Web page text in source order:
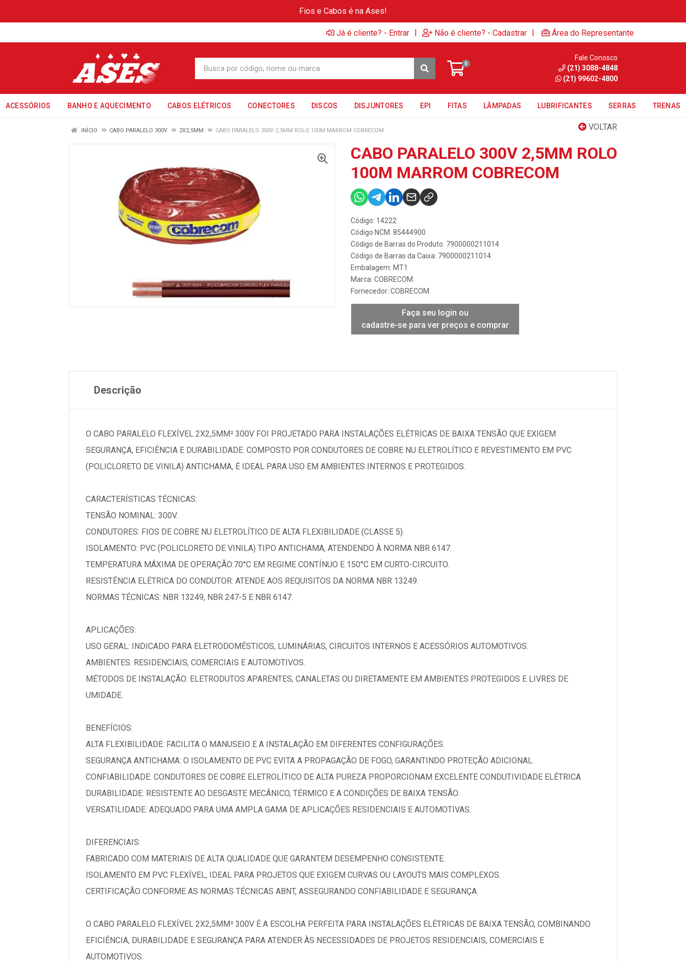
Fios e Cabos é na Ases!
Já é cliente? - Entrar | Não é cliente? - Cadastrar | Área do Representante
0
Fale Conosco
(21) 3088-4848
(21) 99602-4800
ACESSÓRIOS BANHO E AQUECIMENTO CABOS ELÉTRICOS CONECTORES DISCOS DISJUNTORES EPI FITAS LÂMPADAS LUBRIFICANTES SERRAS TRENAS
VOLTAR
INÍCIO CABO PARALELO 300V 2X2,5MM CABO PARALELO 300V 2,5MM ROLO 100M MARROM COBRECOM
CABO PARALELO 300V 2,5MM ROLO
100M MARROM COBRECOM
Código: 14222
Código NCM: 85444900
Código de Barras do Produto: 7900000211014
Código de Barras da Caixa: 7900000211014
Embalagem: MT1
Marca: COBRECOM
Fornecedor: COBRECOM
Faça seu login ou
cadastre-se para ver preços e comprar
Descrição
O CABO PARALELO FLEXÍVEL 2X2,5MM² 300V FOI PROJETADO PARA INSTALAÇÕES ELÉTRICAS DE BAIXA TENSÃO QUE EXIGEM
SEGURANÇA, EFICIÊNCIA E DURABILIDADE. COMPOSTO POR CONDUTORES DE COBRE NU ELETROLÍTICO E REVESTIMENTO EM PVC
(POLICLORETO DE VINILA) ANTICHAMA, É IDEAL PARA USO EM AMBIENTES INTERNOS E PROTEGIDOS.
CARACTERÍSTICAS TÉCNICAS:
TENSÃO NOMINAL: 300V.
CONDUTORES: FIOS DE COBRE NU ELETROLÍTICO DE ALTA FLEXIBILIDADE (CLASSE 5).
ISOLAMENTO: PVC (POLICLORETO DE VINILA) TIPO ANTICHAMA, ATENDENDO À NORMA NBR 6147.
TEMPERATURA MÁXIMA DE OPERAÇÃO:70°C EM REGIME CONTÍNUO E 150°C EM CURTO-CIRCUITO.
RESISTÊNCIA ELÉTRICA DO CONDUTOR: ATENDE AOS REQUISITOS DA NORMA NBR 13249.
NORMAS TÉCNICAS: NBR 13249, NBR 247-5 E NBR 6147.
APLICAÇÕES:
USO GERAL: INDICADO PARA ELETRODOMÉSTICOS, LUMINÁRIAS, CIRCUITOS INTERNOS E ACESSÓRIOS AUTOMOTIVOS.
AMBIENTES: RESIDENCIAIS, COMERCIAIS E AUTOMOTIVOS.
MÉTODOS DE INSTALAÇÃO: ELETRODUTOS APARENTES, CANALETAS OU DIRETAMENTE EM AMBIENTES PROTEGIDOS E LIVRES DE
UMIDADE.
BENEFÍCIOS:
ALTA FLEXIBILIDADE: FACILITA O MANUSEIO E A INSTALAÇÃO EM DIFERENTES CONFIGURAÇÕES.
SEGURANÇA ANTICHAMA: O ISOLAMENTO DE PVC EVITA A PROPAGAÇÃO DE FOGO, GARANTINDO PROTEÇÃO ADICIONAL.
CONFIABILIDADE: CONDUTORES DE COBRE ELETROLÍTICO DE ALTA PUREZA PROPORCIONAM EXCELENTE CONDUTIVIDADE ELÉTRICA.
DURABILIDADE: RESISTENTE AO DESGASTE MECÂNICO, TÉRMICO E A CONDIÇÕES DE BAIXA TENSÃO.
VERSATILIDADE: ADEQUADO PARA UMA AMPLA GAMA DE APLICAÇÕES RESIDENCIAIS E AUTOMOTIVAS.
DIFERENCIAIS:
FABRICADO COM MATERIAIS DE ALTA QUALIDADE QUE GARANTEM DESEMPENHO CONSISTENTE.
ISOLAMENTO EM PVC FLEXÍVEL, IDEAL PARA PROJETOS QUE EXIGEM CURVAS OU LAYOUTS MAIS COMPLEXOS.
CERTIFICAÇÃO CONFORME AS NORMAS TÉCNICAS ABNT, ASSEGURANDO CONFIABILIDADE E SEGURANÇA.
O CABO PARALELO FLEXÍVEL 2X2,5MM² 300V É A ESCOLHA PERFEITA PARA INSTALAÇÕES ELÉTRICAS DE BAIXA TENSÃO, COMBINANDO
EFICIÊNCIA, DURABILIDADE E SEGURANÇA PARA ATENDER ÀS NECESSIDADES DE PROJETOS RESIDENCIAIS, COMERCIAIS E
AUTOMOTIVOS.